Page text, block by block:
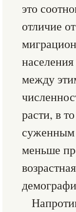
это
отличие
между
расти, в
суженным
меньше